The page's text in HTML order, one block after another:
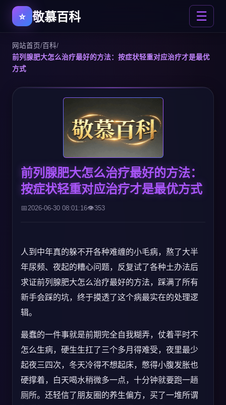
敬慕百科 ☰
网站首页/百科/
前列腺肥大怎么治疗最好的方法：按症状轻重对应治疗才是最优
方式
前列腺肥大怎么治疗最好的方法：
按症状轻重对应治疗才是最优方式
2026-06-30 08:01:16 353
人到中年真的躲不开各种难缠的小毛病，熬了大半
年尿频、夜起的糟心问题，反复试了各种土办法后
求证前列腺肥大怎么治疗最好的方法，踩满了所有
新手会踩的坑，终于摸透了这个病最实在的处理逻
辑。
最蠢的一件事就是前期完全自我糊弄，仗着平时不
怎么生病，硬生生扛了三个多月得难受，夜里最少
起夜三四次，冬天冷得不想起床，憋得小腹发胀也
硬撑着，白天喝水稍微多一点，十分钟就要跑一趟
厕所。还轻信了朋友圈的养生偏方，买了一堆所谓